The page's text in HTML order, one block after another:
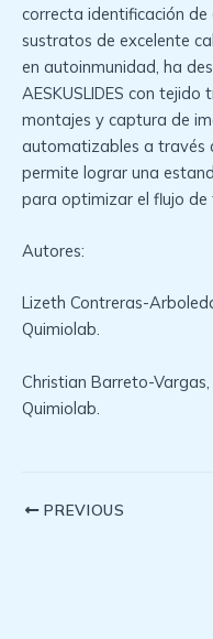
correcta identificación
sustratos de excelente
en autoinmunidad, ha
AESKUSLIDES con
montajes y captura de
automatizables a través
permite lograr una
para optimizar el flujo de
Autores:
Lizeth Contreras-
Quimiolab.
Christian Barreto-
Quimiolab.
PostPREVIOUS